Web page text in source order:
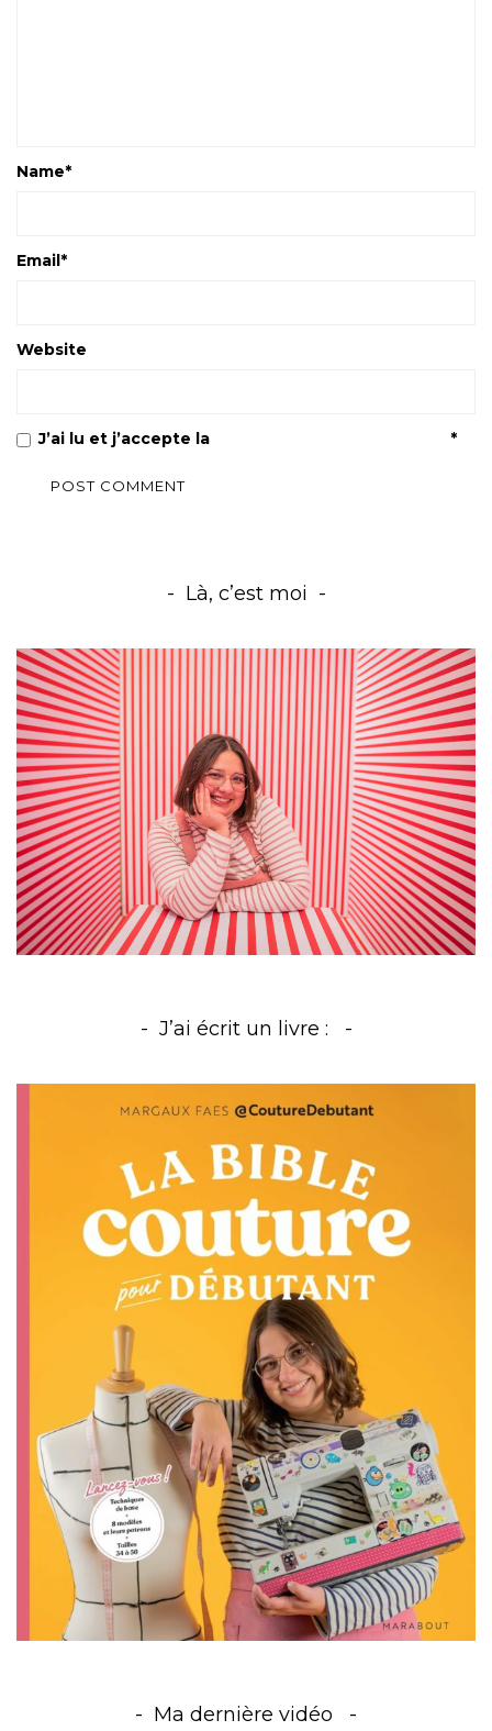
Name*
Email*
Website
J’ai lu et j’accepte la *
Là, c’est moi
J’ai écrit un livre :
Ma dernière vidéo